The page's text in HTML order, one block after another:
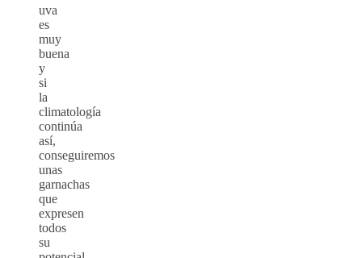
uva
es
muy
buena
y
si
la
climatología
continúa
así,
conseguiremos
unas
garnachas
que
expresen
todos
su